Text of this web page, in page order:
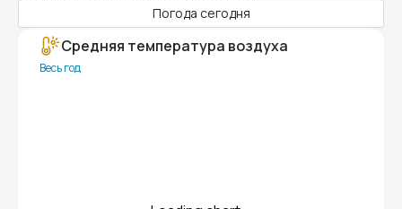
Погода сегодня
Средняя температура воздуха
Весь год